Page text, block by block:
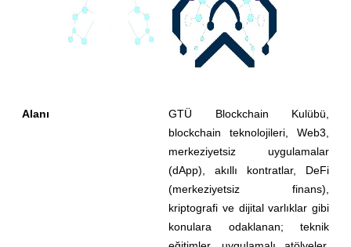
Alanı
GTÜ Blockchain Kulübü,
blockchain teknolojileri, Web3,
merkeziyetsiz uygulamalar
(dApp), akıllı kontratlar, DeFi
(merkeziyetsiz finans),
kriptografi ve dijital varlıklar gibi
konulara odaklanan; teknik